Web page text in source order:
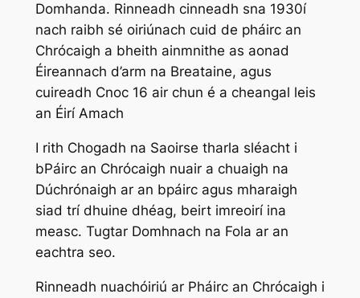
Domhanda. Rinneadh cinneadh sna 1930í
nach raibh sé oiriúnach cuid de pháirc an
Chrócaigh a bheith ainmnithe as aonad
Éireannach d’arm na Breataine, agus
cuireadh Cnoc 16 air chun é a cheangal leis
an Éirí Amach
I rith Chogadh na Saoirse tharla sléacht i
bPáirc an Chrócaigh nuair a chuaigh na
Dúchrónaigh ar an bpáirc agus mharaigh
siad trí dhuine dhéag, beirt imreoirí ina
measc. Tugtar Domhnach na Fola ar an
eachtra seo.
Rinneadh nuachóiriú ar Pháirc an Chrócaigh i